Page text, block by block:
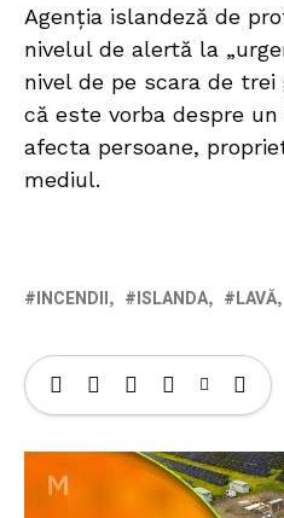
Agenția islandeză de
nivelul de alertă la
nivel de pe scara de trei
că este vorba despre
afecta persoane,
mediul.
INCENDII ISLANDA LAVĂ